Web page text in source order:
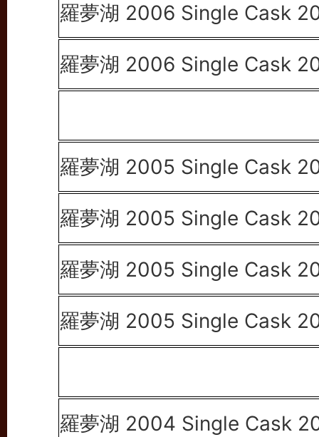
羅夢湖 2006 Single Cask
羅夢湖 2006 Single Cask
羅夢湖 2005 Single Cask
羅夢湖 2005 Single Cask
羅夢湖 2005 Single Cask
羅夢湖 2005 Single Cask
羅夢湖 2004 Single Cask